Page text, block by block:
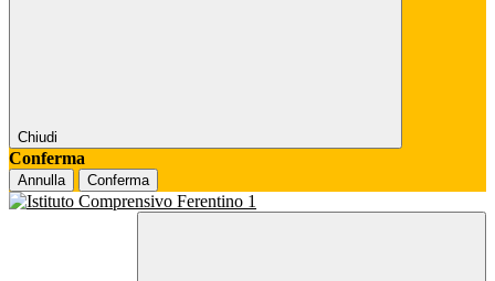
Chiudi
Conferma
Annulla Conferma